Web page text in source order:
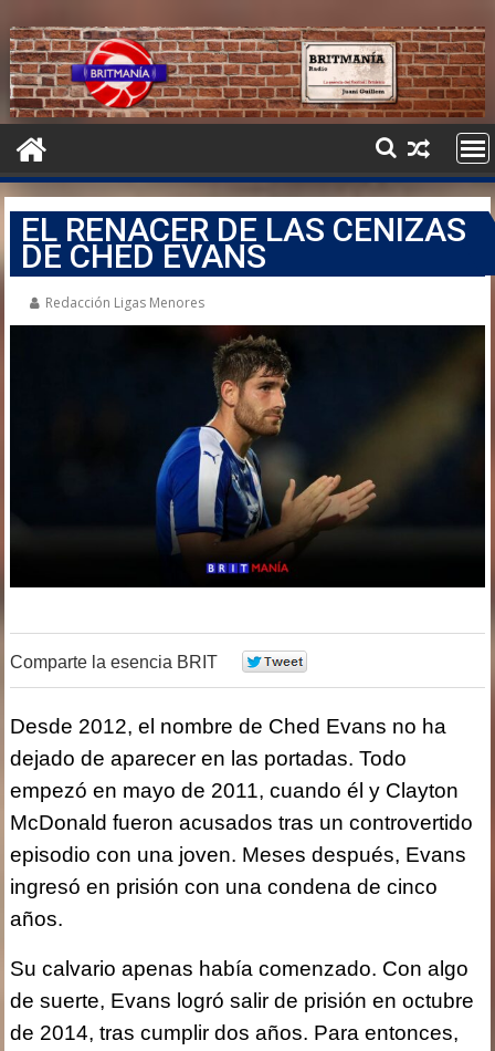
EL RENACER DE LAS CENIZAS
DE CHED EVANS
Redacción Ligas Menores
Comparte la esencia BRIT
Desde 2012, el nombre de Ched Evans no ha
dejado de aparecer en las portadas. Todo
empezó en mayo de 2011, cuando él y Clayton
McDonald fueron acusados tras un controvertido
episodio con una joven. Meses después, Evans
ingresó en prisión con una condena de cinco
años.
Su calvario apenas había comenzado. Con algo
de suerte, Evans logró salir de prisión en octubre
de 2014, tras cumplir dos años. Para entonces,